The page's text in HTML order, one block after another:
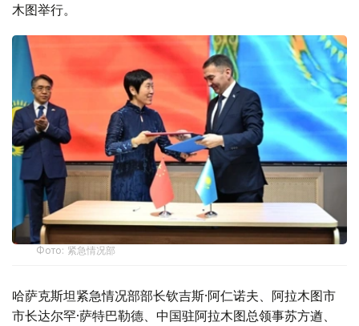
木图举行。
Фото: 紧急情况部
哈萨克斯坦紧急情况部部长钦吉斯·阿仁诺夫、阿拉木图市
市长达尔罕·萨特巴勒德、中国驻阿拉木图总领事苏方遒、